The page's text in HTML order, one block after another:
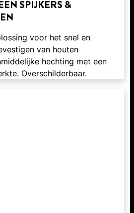
SPIJKERS &
voor het snel en
van houten
hechting met een
Overschilderbaar.